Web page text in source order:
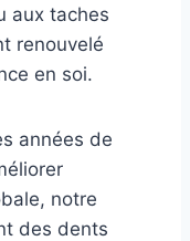
aux taches
renouvelé
en soi.
années de
notre
des dents